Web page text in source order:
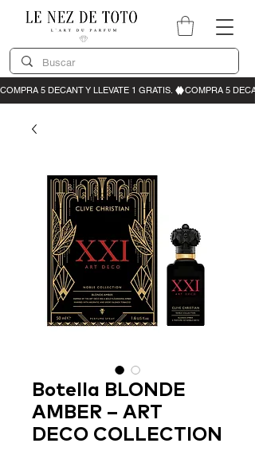
Botella BLONDE
AMBER – ART
DECO COLLECTION